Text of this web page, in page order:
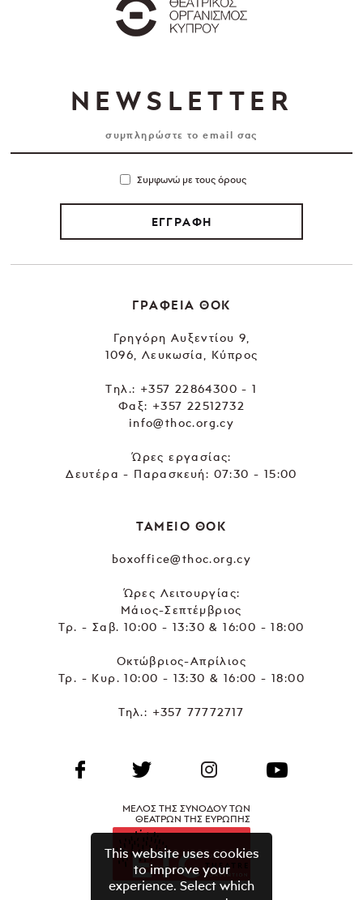
NEWSLETTER
Συμφωνώ με τους όρους
ΕΓΓΡΑΦΗ
ΓΡΑΦΕΙΑ ΘΟΚ
Γρηγόρη Αυξεντίου 9,
1096, Λευκωσία, Κύπρος
Tηλ.: +357 22864300 - 1
Φαξ: +357 22512732
info@thoc.org.cy
Ώρες εργασίας:
Δευτέρα - Παρασκευή: 07:30 - 15:00
ΤΑΜΕΙΟ ΘΟΚ
boxoffice@thoc.org.cy
Ώρες Λειτουργίας:
Μάιος-Σεπτέμβριος
Τρ. - Σαβ. 10:00 - 13:30 & 16:00 - 18:00
Οκτώβριος-Απρίλιος
Τρ. - Κυρ. 10:00 - 13:30 & 16:00 - 18:00
Τηλ.: +357 77772717
ΜΕΛΟΣ ΤΗΣ ΣΥΝΟΔΟΥ ΤΩΝ
ΘΕΑΤΡΩΝ ΤΗΣ ΕΥΡΩΠΗΣ
This website uses cookies
to improve your
experience. Select which